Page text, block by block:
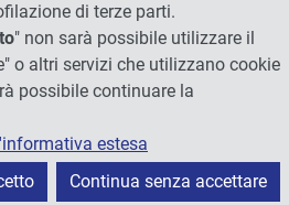
Studi di Perugia
di terze parti.
" non sarà possibile utilizzare il
o altri servizi che utilizzano cookie
possibile continuare la
estesa
Continua senza accettare